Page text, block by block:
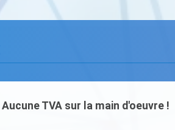
Aucune TVA sur la main d'oeuvre !